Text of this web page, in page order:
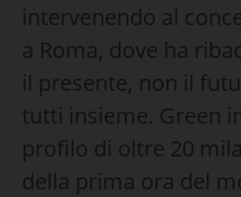
intervenendo al
a Roma, dove ha
il presente, non il
tutti insieme. Green
profilo di oltre 20
della prima ora del